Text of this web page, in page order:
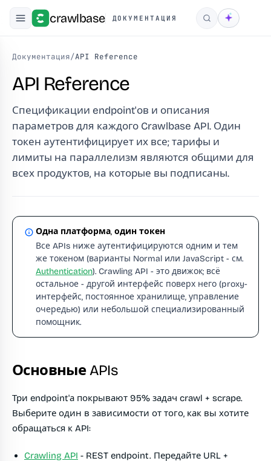
crawlbase ДОКУМЕНТАЦИЯ Поиск
Документация/API Reference
API Reference
Спецификации endpoint'ов и описания
параметров для каждого Crawlbase API. Один
токен аутентифицирует их все; тарифы и
лимиты на параллелизм являются общими для
всех продуктов, на которые вы подписаны.
Одна платформа, один токен
Все APIs ниже аутентифицируются одним и тем
же токеном (варианты Normal или JavaScript - см.
Authentication). Crawling API - это движок; всё
остальное - другой интерфейс поверх него (proxy-
интерфейс, постоянное хранилище, управление
очередью) или небольшой специализированный
помощник.
Основные APIs
Три endpoint'а покрывают 95% задач crawl + scrape.
Выберите один в зависимости от того, как вы хотите
обращаться к API:
Crawling API - REST endpoint. Передайте URL +